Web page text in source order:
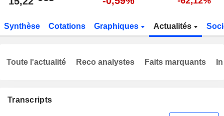
Synthèse Cotations Graphiques Actualités
Transcripts
Toute l'actualité Reco analystes Faits marquants